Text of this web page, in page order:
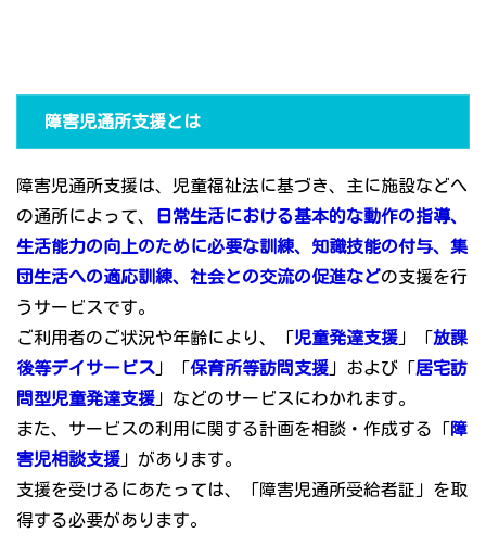
障害児通所支援とは
障害児通所支援は、児童福祉法に基づき、主に施設などへ
の通所によって、
日常生活における基本的な動作の指導、
生活能力の向上のために必要な訓練、知識技能の付与、集
団生活への適応訓練、社会との交流の促進などの支援を行
うサービスです。
ご利用者のご状況や年齢により、「児童発達支援 」「放課
後等デイサービス 」「保育所等訪問支援 」および「居宅訪
問型児童発達支援 」などのサービスにわかれます。
また、サービスの利用に関する計画を相談・作成する「障
害児相談支援 」があります。
支援を受けるにあたっては、「障害児通所受給者証」を取
得する必要があります。